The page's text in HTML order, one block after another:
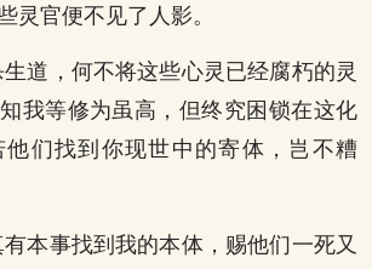
灵官便不见了人影。
生道，何不将这些心灵已经腐朽的灵
我等修为虽高，但终究困锁在这化
们找到你现世中的寄体，岂不糟
有本事找到我的本体，赐他们一死又